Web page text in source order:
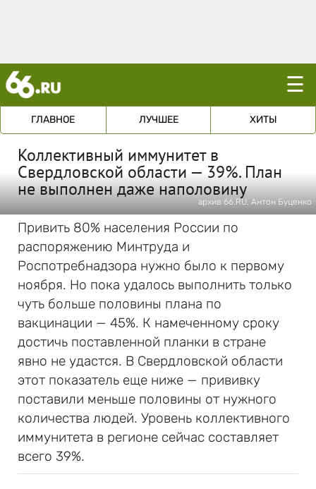
☰
ГЛАВНОЕ ЛУЧШЕЕ ХИТЫ
Коллективный иммунитет в
Свердловской области — 39%. План
не выполнен даже наполовину
архив 66.RU, Антон Буценко
Привить 80% населения России по
распоряжению Минтруда и
Роспотребнадзора нужно было к первому
ноября. Но пока удалось выполнить только
чуть больше половины плана по
вакцинации — 45%. К намеченному сроку
достичь поставленной планки в стране
явно не удастся. В Свердловской области
этот показатель еще ниже — прививку
поставили меньше половины от нужного
количества людей. Уровень коллективного
иммунитета в регионе сейчас составляет
всего 39%.